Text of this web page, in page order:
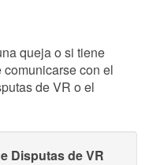
queja o si tiene
con el
de VR o el
Disputas de VR